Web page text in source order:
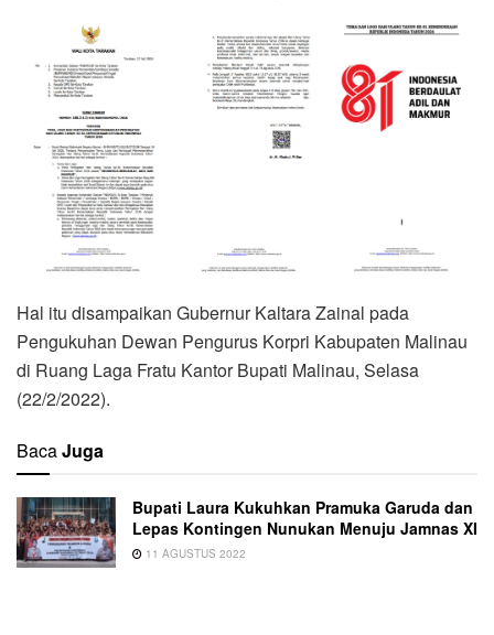
Hal itu disampaikan Gubernur Kaltara Zainal pada
Pengukuhan Dewan Pengurus Korpri Kabupaten Malinau
di Ruang Laga Fratu Kantor Bupati Malinau, Selasa
(22/2/2022).
BacaJuga
Bupati Laura Kukuhkan Pramuka Garuda dan
Lepas Kontingen Nunukan Menuju Jamnas XI
11 AGUSTUS 2022